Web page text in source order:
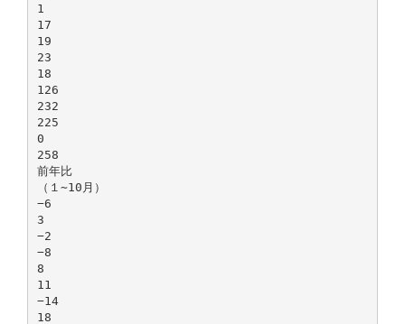
1
17
19
23
18
126
232
225
0
258
前年比
（１∼10月）
−6
3
−2
−8
8
11
−14
18